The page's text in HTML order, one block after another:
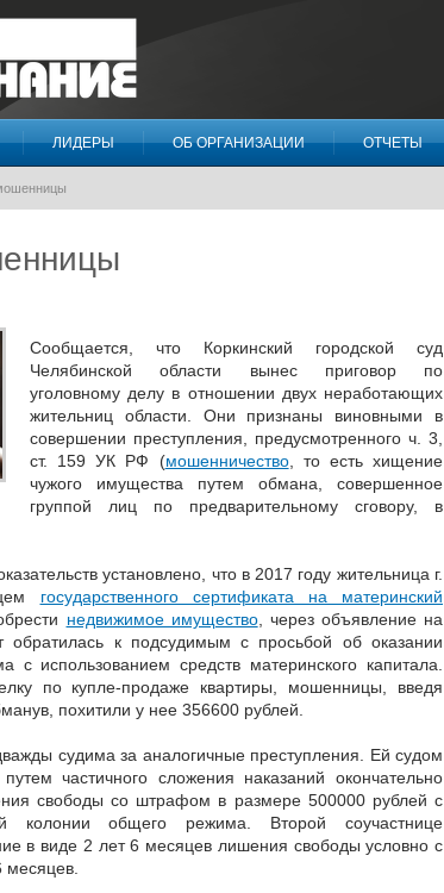
ЛИДЕРЫ ОБ ОРГАНИЗАЦИИ ОТЧЕТЫ
Сообщается, что Коркинский городской суд
Челябинской области вынес приговор по
уголовному делу в отношении двух неработающих
жительниц области. Они признаны виновными в
совершении преступления, предусмотренного ч. 3,
ст. 159 УК РФ (мошенничество, то есть хищение
чужого имущества путем обмана, совершенное
группой лиц по предварительному сговору, в
установлено, что в 2017 году жительница г.
государственного сертификата на материнский
недвижимое имущество, через объявление на
обратилась к подсудимым с просьбой об оказании
использованием средств материнского капитала.
по купле-продаже квартиры, мошенницы, введя
похитили у нее 356600 рублей.
судима за аналогичные преступления. Ей судом
частичного сложения наказаний окончательно
свободы со штрафом в размере 500000 рублей с
колонии общего режима. Второй соучастнице
в виде 2 лет 6 месяцев лишения свободы условно с
месяцев.